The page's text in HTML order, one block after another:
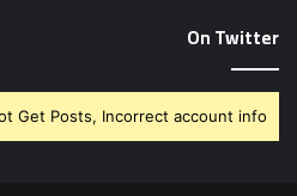
On Twitter
Get Posts, Incorrect account info.